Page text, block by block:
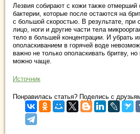
Лезвия собирают с кожи также отмерший
бактерии, которые после остаются на
с большой скоростью. В результате,
лицо, ноги и другие части тела
тело в большей концентрации. И убрать
ополаскиванием в горячей воде
важно не только ополаскивать бритву, но
можно чаще.
Источник
Понравилась статья? Поделись с